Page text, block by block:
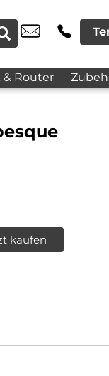
Router
kaufen